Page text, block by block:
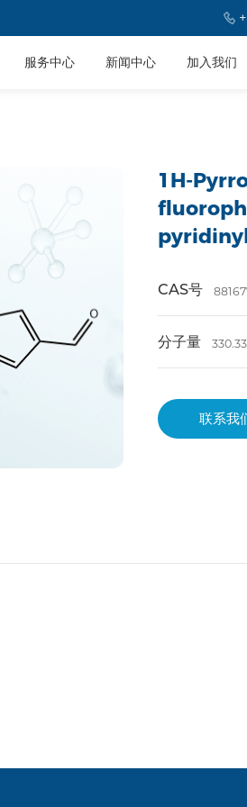
服务中心 新闻中心 加入我们
1H-
CAS号
分子量 330.33
联系我